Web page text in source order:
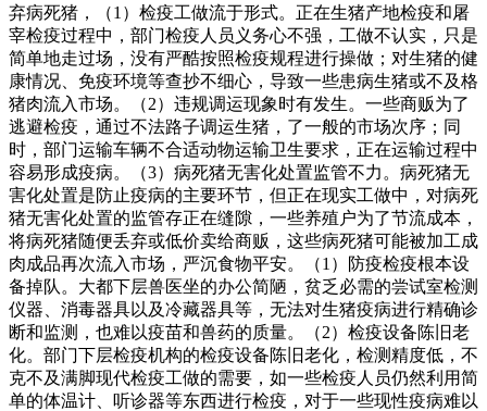
弃病死猪，（1）检疫工做流于形式。正在生猪产地检疫和屠
宰检疫过程中，部门检疫人员义务心不强，工做不认实，只是
简单地走过场，没有严酷按照检疫规程进行操做；对生猪的健
康情况、免疫环境等查抄不细心，导致一些患病生猪或不及格
猪肉流入市场。（2）违规调运现象时有发生。一些商贩为了
逃避检疫，通过不法路子调运生猪，了一般的市场次序；同
时，部门运输车辆不合适动物运输卫生要求，正在运输过程中
容易形成疫病。（3）病死猪无害化处置监管不力。病死猪无
害化处置是防止疫病的主要环节，但正在现实工做中，对病死
猪无害化处置的监管存正在缝隙，一些养殖户为了节流成本，
将病死猪随便丢弃或低价卖给商贩，这些病死猪可能被加工成
肉成品再次流入市场，严沉食物平安。（1）防疫检疫根本设
备掉队。大都下层兽医坐的办公简陋，贫乏必需的尝试室检测
仪器、消毒器具以及冷藏器具等，无法对生猪疫病进行精确诊
断和监测，也难以疫苗和兽药的质量。（2）检疫设备陈旧老
化。部门下层检疫机构的检疫设备陈旧老化，检测精度低，不
克不及满脚现代检疫工做的需要，如一些检疫人员仍然利用简
单的体温计、听诊器等东西进行检疫，对于一些现性疫病难以